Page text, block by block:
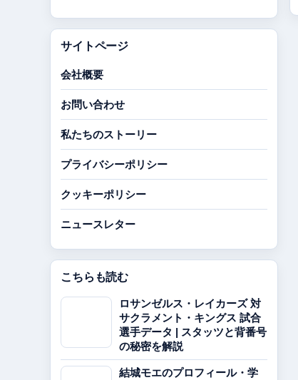
サイトページ
会社概要
お問い合わせ
私たちのストーリー
プライバシーポリシー
クッキーポリシー
ニュースレター
こちらも読む
ロサンゼルス・レイカーズ 対
サクラメント・キングス 試合
選手データ | スタッツと背番号
の秘密を解説
結城モエのプロフィール・学